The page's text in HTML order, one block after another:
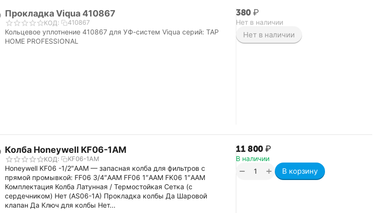
Прокладка Viqua 410867
КОД: 410867
Кольцевое уплотнение 410867 для УФ-систем Viqua серий: TAP
HOME PROFESSIONAL
‍380‍₽
Нет в наличии
Нет в наличии
Колба Honeywell KF06-1AM
КОД: KF06-1AM
Honeywell KF06 -1/2″AAM — запасная колба для фильтров с
прямой промывкой: FF06 3/4″AAM FF06 1″AAM FK06 1″AAM
Комплектация Колба Латунная / Термостойкая Сетка (с
сердечником) Нет (AS06-1A) Прокладка колбы Да Шаровой
клапан Да Ключ для колбы Нет...
11 800₽
В наличии
+
− В корзину